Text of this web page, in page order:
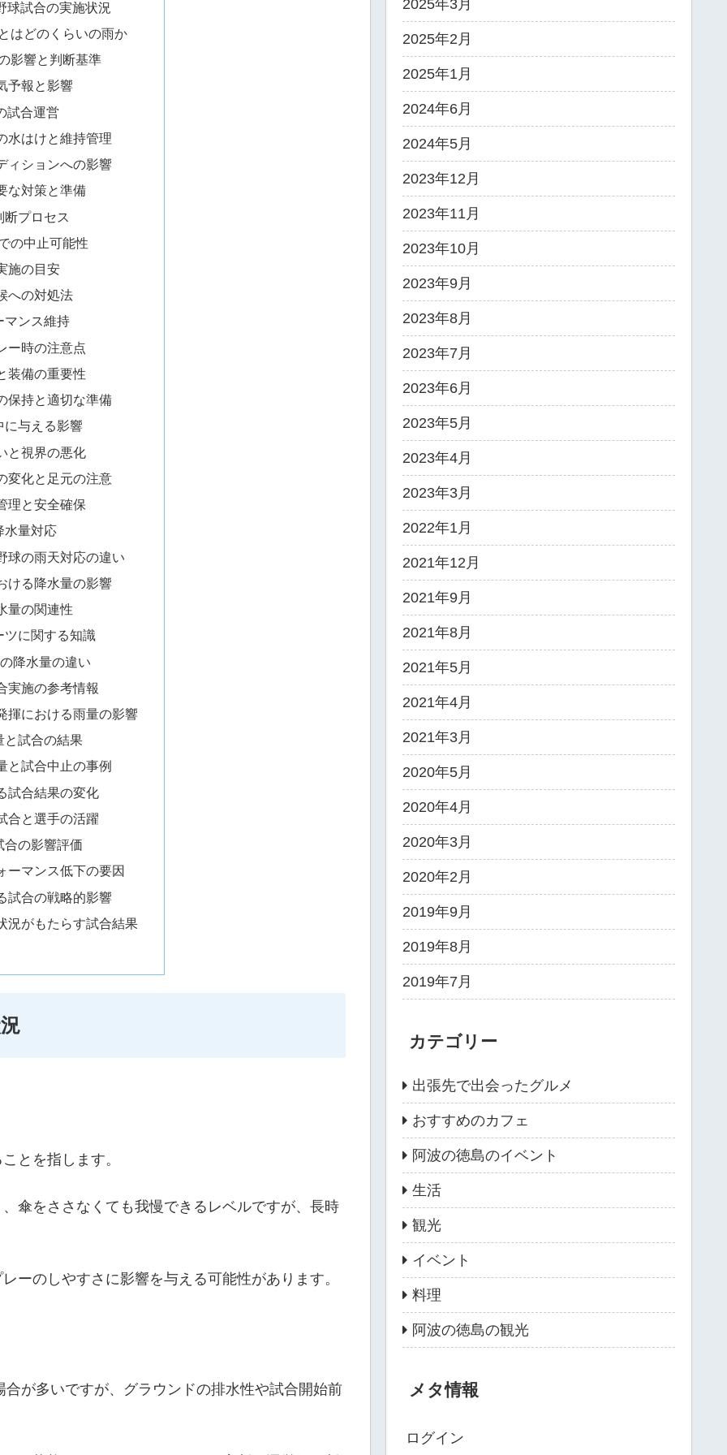
球試合の実施状況
はどのくらいの雨か
影響と判断基準
予報と影響
試合運営
水はけと維持管理
ィションへの影響
な対策と準備
プロセス
の中止可能性
施の目安
への対処法
マンス維持
ー時の注意点
装備の重要性
保持と適切な準備
に与える影響
と視界の悪化
変化と足元の注意
理と安全確保
水量対応
球の雨天対応の違い
ける降水量の影響
量の関連性
ツに関する知識
降水量の違い
実施の参考情報
揮における雨量の影響
と試合の結果
と試合中止の事例
試合結果の変化
合と選手の活躍
合の影響評価
ーマンス低下の要因
試合の戦略的影響
況がもたらす試合結果
とを指します。
傘をささなくても我慢できるレベルですが、長時
ーのしやすさに影響を与える可能性があります。
が多いですが、グラウンドの排水性や試合開始前
2025年3月
2025年2月
2025年1月
2024年6月
2024年5月
2023年12月
2023年11月
2023年10月
2023年9月
2023年8月
2023年7月
2023年6月
2023年5月
2023年4月
2023年3月
2022年1月
2021年12月
2021年9月
2021年8月
2021年5月
2021年4月
2021年3月
2020年5月
2020年4月
2020年3月
2020年2月
2019年9月
2019年8月
2019年7月
カテゴリー
出張先で出会ったグルメ
おすすめのカフェ
阿波の徳島のイベント
生活
観光
イベント
料理
阿波の徳島の観光
メタ情報
ログイン